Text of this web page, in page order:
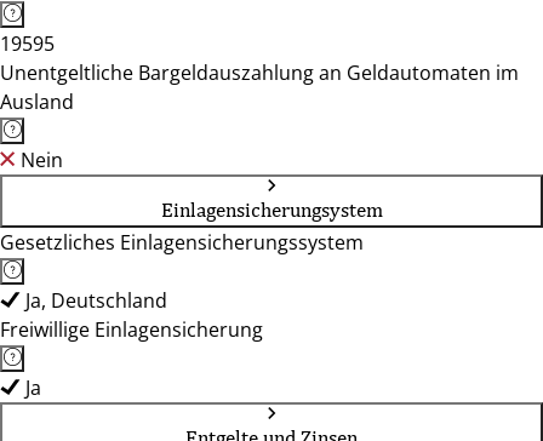
19595
Unentgeltliche Bargeldauszahlung an Geldautomaten im
Ausland
Nein
Einlagensicherungsystem
Gesetzliches Einlagensicherungssystem
Ja, Deutschland
Freiwillige Einlagensicherung
Ja